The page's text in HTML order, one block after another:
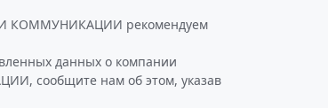
КОММУНИКАЦИИ рекомендуем
данных о компании
сообщите нам об этом, указав